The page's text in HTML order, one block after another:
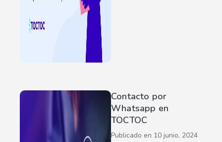
Contacto por
Whatsapp en
TOCTOC
Publicado en 10 junio, 2024